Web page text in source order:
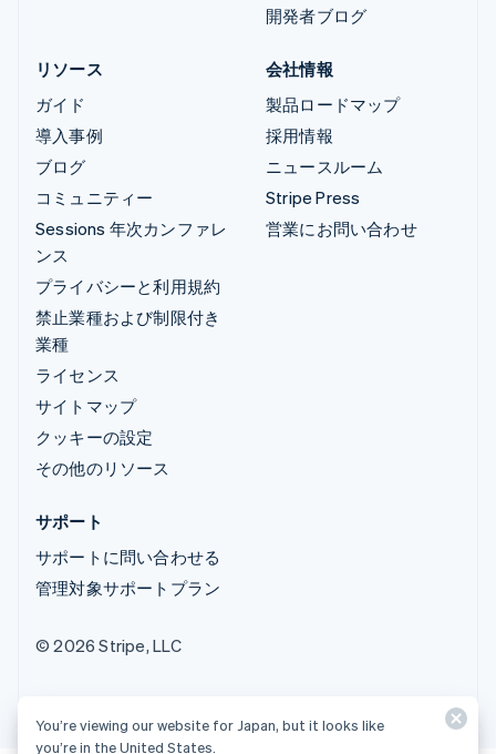
開発者ブログ
リソース
ガイド
導入事例
ブログ
コミュニティー
Sessions 年次カンファレ
ンス
プライバシーと利用規約
禁止業種および制限付き
業種
ライセンス
サイトマップ
クッキーの設定
その他のリソース
会社情報
製品ロードマップ
採用情報
ニュースルーム
Stripe Press
営業にお問い合わせ
サポート
サポートに問い合わせる
管理対象サポートプラン
© 2026 Stripe, LLC
You’re viewing our website for Japan, but it looks like
you’re in the United States.